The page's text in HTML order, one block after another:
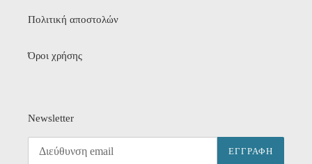
Πολιτική αποστολών
Όροι χρήσης
Newsletter
ΕΓΓΡΑΦΉ